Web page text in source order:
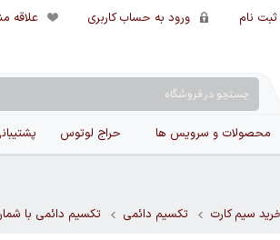
ثبت نام ورود به حساب کاربری علاقه
محصولات و سرویس ها حراج لوتوس
سیم کارت تکسیم دائمی تکسیم دائمی با